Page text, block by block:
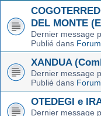
DEL MONTE
Dernier message
Publié dans
XANDUA
Dernier message
Publié dans
OTEDEGI e
Dernier message